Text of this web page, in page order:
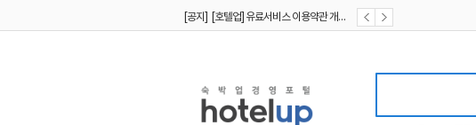
[공지] [호텔업] 유료서비스 이용약관 개정본2 (19.09.02)